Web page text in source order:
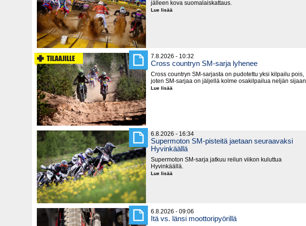
jälleen kova suomalaiskattaus.
Lue lisää
7.8.2026 - 10:32
Cross countryn SM-sarja lyhenee
Cross countryn SM-sarjasta on pudotettu yksi kilpailu pois,
joten SM-sarjaa on jäljellä kolme osakilpailua neljän sijaan.
Lue lisää
6.8.2026 - 16:34
Supermoton SM-pisteitä jaetaan seuraavaksi
Hyvinkäällä
Supermoton SM-sarja jatkuu reilun viikon kuluttua
Hyvinkäällä.
Lue lisää
6.8.2026 - 09:06
Itä vs. länsi moottoripyörillä